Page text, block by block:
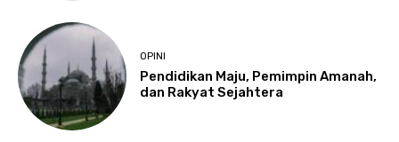
OPINI
Pendidikan Maju, Pemimpin Amanah,
dan Rakyat Sejahtera